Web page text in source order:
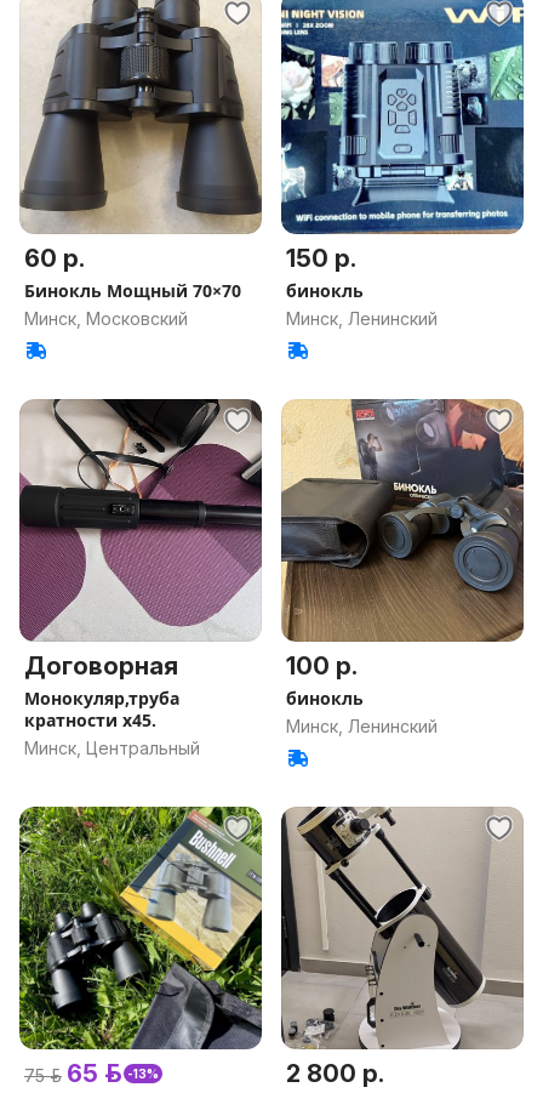
60 р.
Бинокль Мощный 70×70
Минск, Московский
150 р.
бинокль
Минск, Ленинский
Договорная
Монокуляр,труба
кратности x45.
Минск, Центральный
100 р.
бинокль
Минск, Ленинский
75 р. 65 р. -13% 2 800 р.